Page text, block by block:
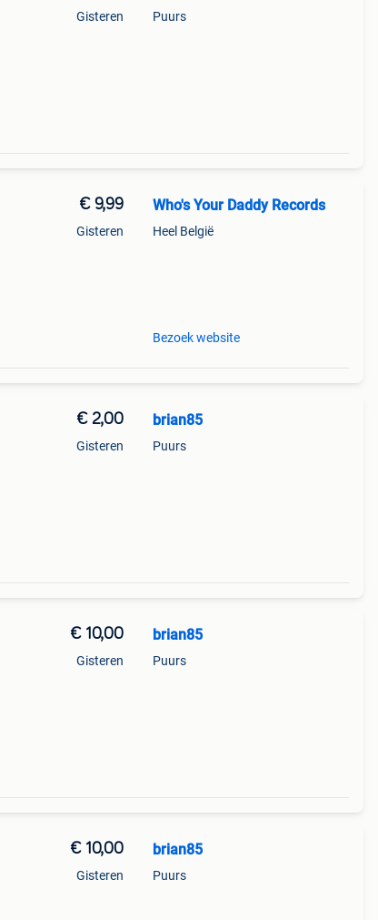
Gisteren Puurs
€ 9,99
Gisteren
Who's Your Daddy Records
Heel België
Bezoek website
€ 2,00
Gisteren
brian85
Puurs
€ 10,00
Gisteren
brian85
Puurs
€ 10,00
Gisteren
brian85
Puurs